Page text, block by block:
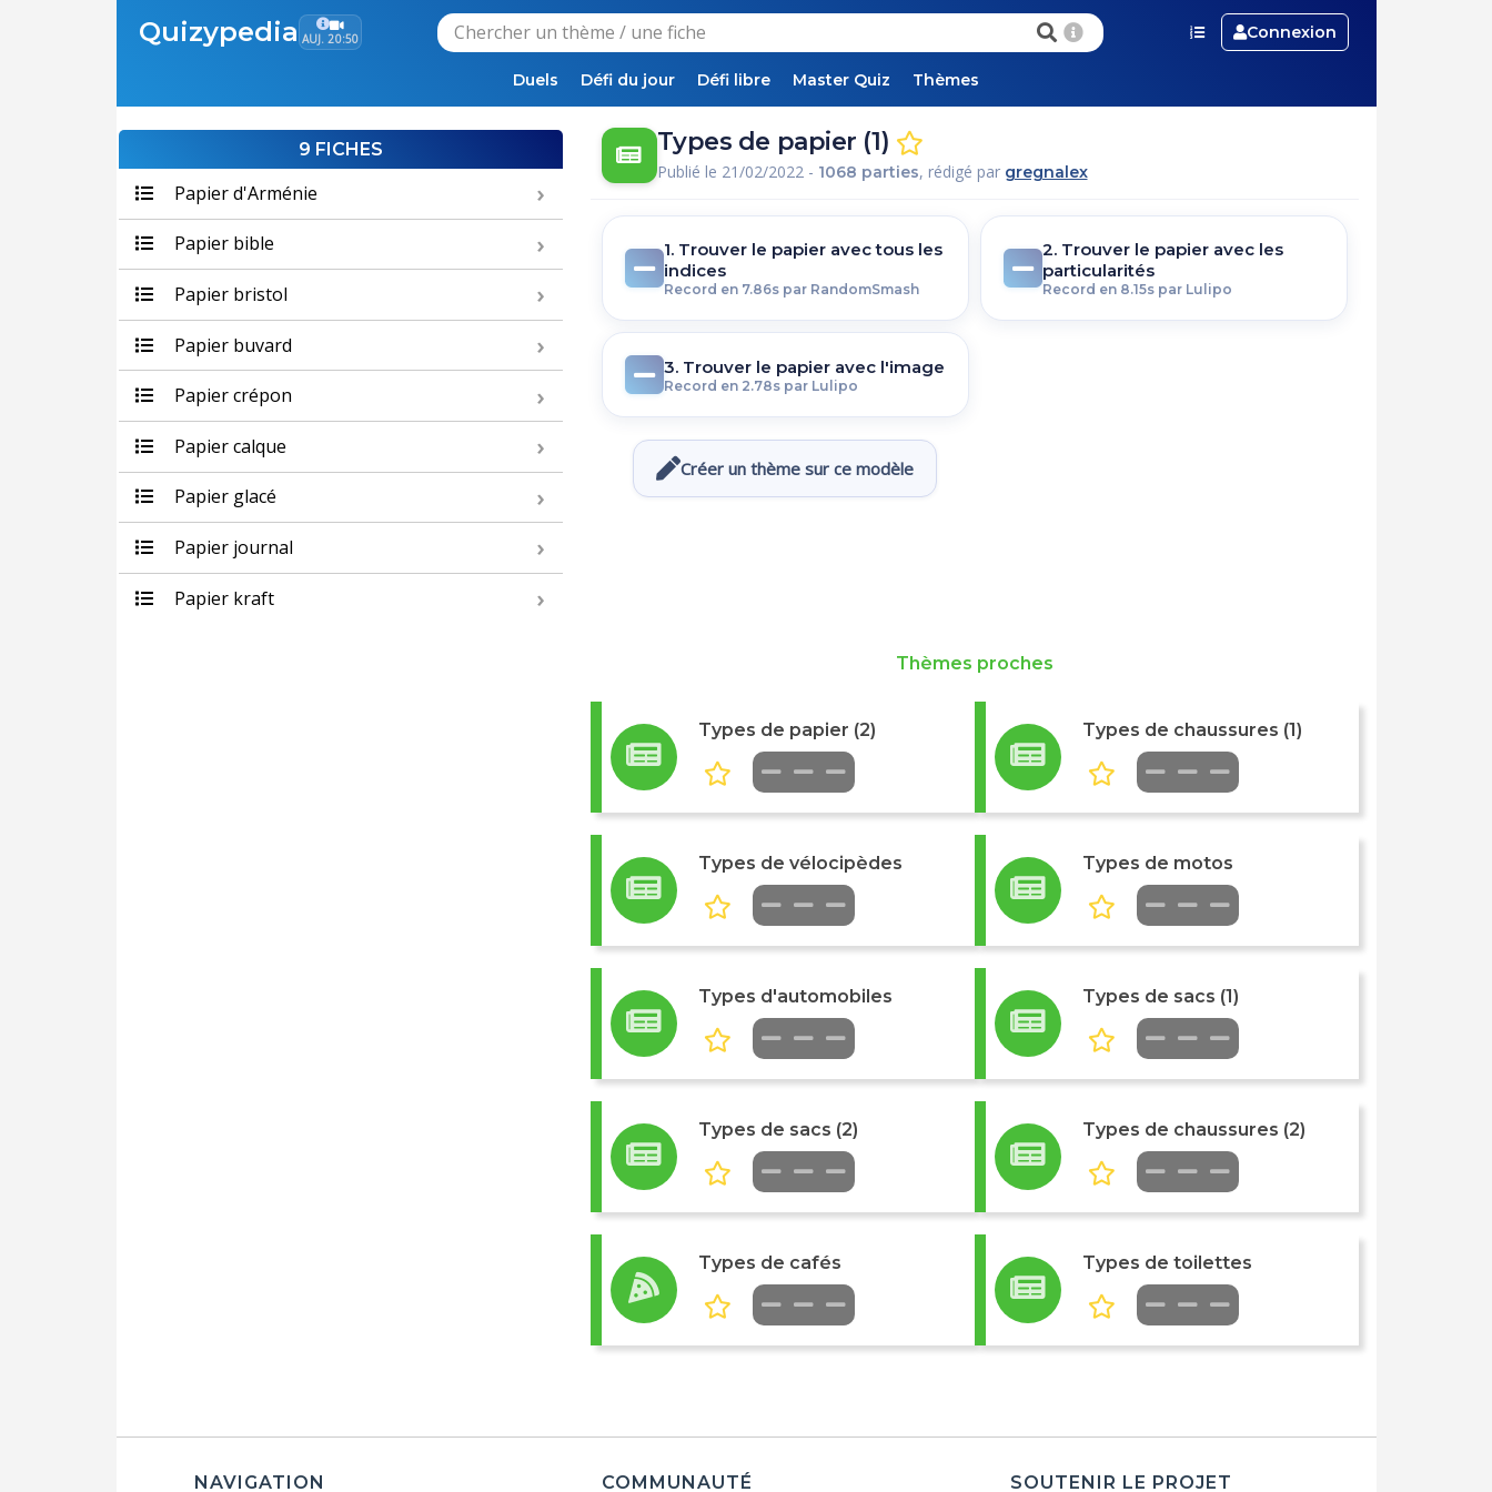
Quizypedia AUJ. 20:50 Connexion
Duels Défi du jour Défi libre Master Quiz Thèmes
9 FICHES
Papier d'Arménie
Papier bible
Papier bristol
Papier buvard
Papier crépon
Papier calque
Papier glacé
Papier journal
Papier kraft
Types de papier (1)
Publié le 21/02/2022 - 1068 parties, rédigé par gregnalex
1. Trouver le papier avec tous les
indices
Record en 7.86s par RandomSmash
2. Trouver le papier avec les
particularités
Record en 8.15s par Lulipo
3. Trouver le papier avec l'image
Record en 2.78s par Lulipo
Créer un thème sur ce modèle
Thèmes proches
Types de papier (2) Types de chaussures (1)
Types de vélocipèdes Types de motos
Types d'automobiles Types de sacs (1)
Types de sacs (2) Types de chaussures (2)
Types de cafés Types de toilettes
NAVIGATION COMMUNAUTÉ SOUTENIR LE PROJET